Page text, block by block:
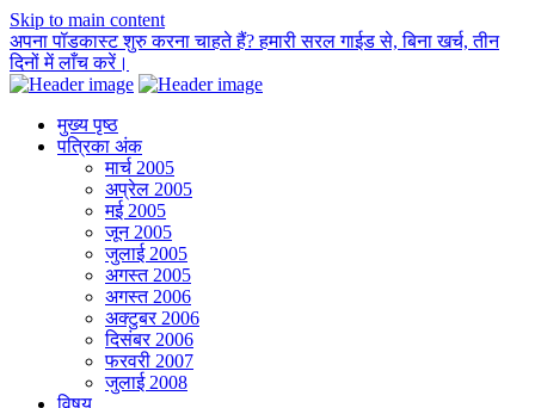
Skip to main content
अपना पॉडकास्ट शुरु करना चाहते हैं? हमारी सरल गाईड से, बिना खर्च, तीन
दिनों में लाँच करें।
मुख्य पृष्ठ
पत्रिका अंक
मार्च 2005
अप्रेल 2005
मई 2005
जून 2005
जुलाई 2005
अगस्त 2005
अगस्त 2006
अक्टुबर 2006
दिसंबर 2006
फरवरी 2007
जुलाई 2008
विषय